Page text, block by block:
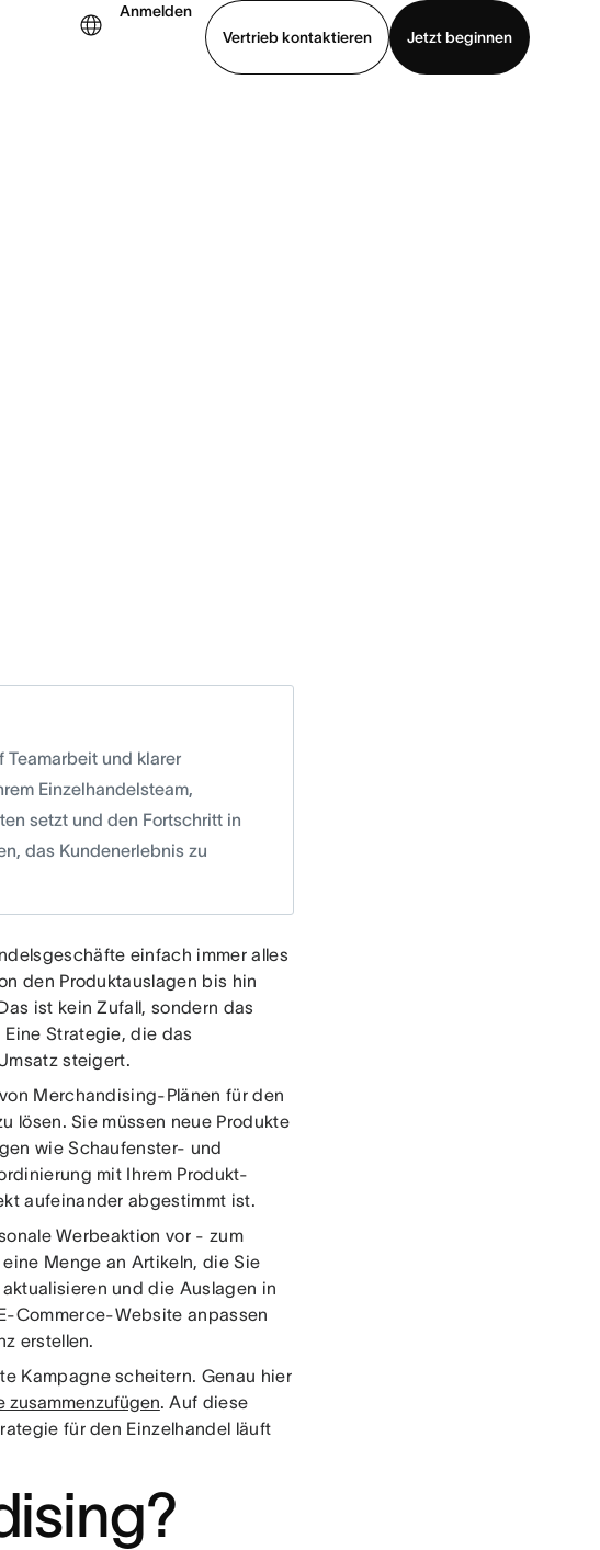
Anmelden
Vertrieb kontaktieren
Jetzt beginnen
und klarer
Einzelhandelsteam,
setzt und den Fortschritt in
das Kundenerlebnis zu
einfach immer alles
den Produktauslagen bis hin
ist kein Zufall, sondern das
Strategie, die das
steigert.
Merchandising-Plänen für den
lösen. Sie müssen neue Produkte
wie Schaufenster- und
mit Ihrem Produkt-
aufeinander abgestimmt ist.
Werbeaktion vor - zum
Menge an Artikeln, die Sie
und die Auslagen in
Commerce-Website anpassen
erstellen.
Kampagne scheitern. Genau hier
zusammenzufügen. Auf diese
für den Einzelhandel läuft